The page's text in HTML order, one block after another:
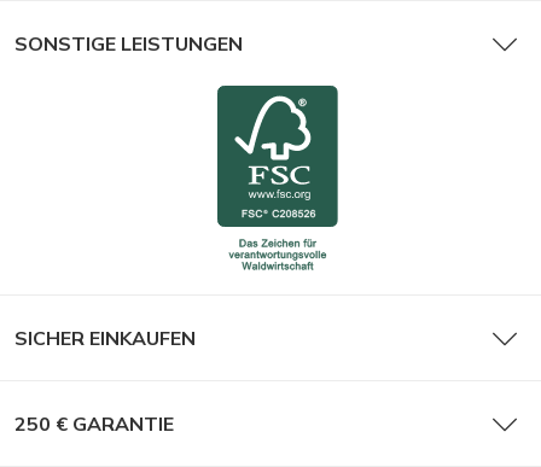
SONSTIGE LEISTUNGEN
SICHER EINKAUFEN
250 € GARANTIE